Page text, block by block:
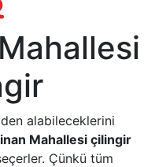
alabileceklerini
Mahallesi çilingir
Çünkü tüm